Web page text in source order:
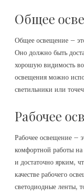
Общее
Общее освещение –
Оно должно быть
хорошую видимость
освещения можно
светильники или
Рабочее
Рабочее освещение –
комфортной работы
и достаточно ярким,
качестве рабочего
светодиодные ленты,